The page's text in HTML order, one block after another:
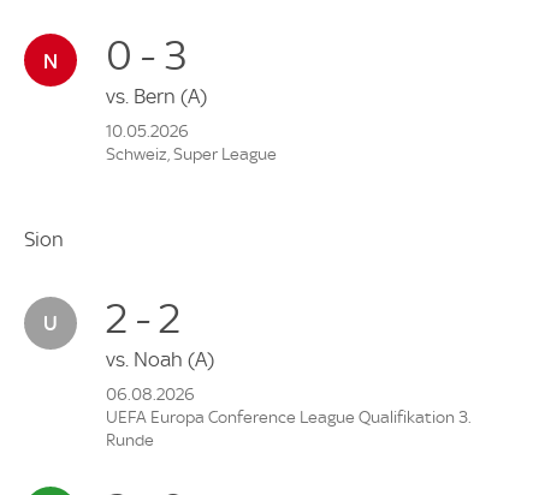
0 - 3
vs. Bern (A)
10.05.2026
Schweiz, Super League
Sion
2 - 2
vs. Noah (A)
06.08.2026
UEFA Europa Conference League Qualifikation 3.
Runde